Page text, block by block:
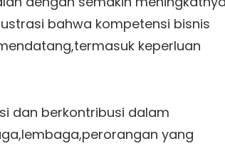
bahwa kompetensi bisnis
keperluan
dan berkontribusi dalam
yang